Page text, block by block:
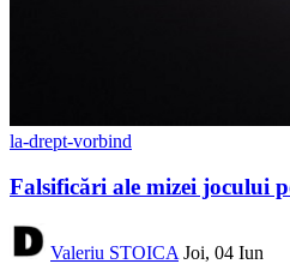
la-drept-vorbind
Falsificări ale mizei jocului
Valeriu STOICA Joi, 04 Iun